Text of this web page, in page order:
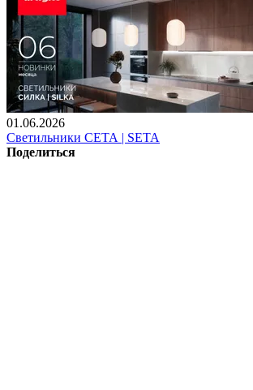
01.06.2026
Светильники СЕТА | SETA
Поделиться